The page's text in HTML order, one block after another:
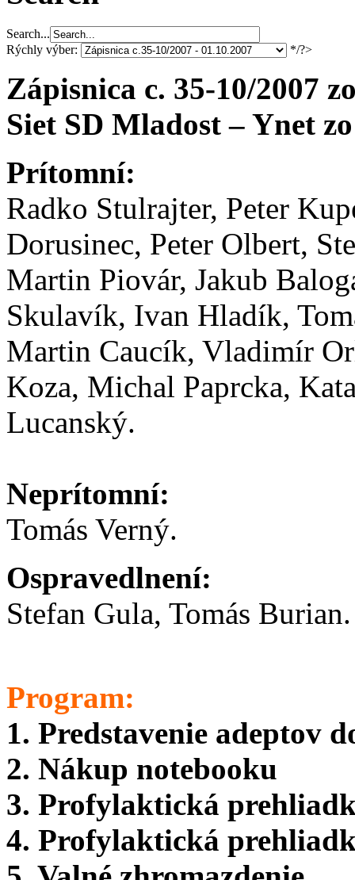
Search...
Rýchly výber:
*/?>
Zápisnica c. 35-10/2007
Siet SD Mladost – Ynet
Prítomní:
Radko Stulrajter, Peter
Dorusinec, Peter Olbert,
Martin Piovár, Jakub
Skulavík, Ivan Hladík,
Martin Caucík, Vladimír
Koza, Michal Paprcka,
Lucanský.
Neprítomní:
Tomás Verný.
Ospravedlnení:
Stefan Gula, Tomás Burian.
Program:
1. Predstavenie adeptov
2. Nákup notebooku
3. Profylaktická
4. Profylaktická